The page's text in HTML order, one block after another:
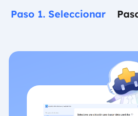
Paso 1. Seleccionar